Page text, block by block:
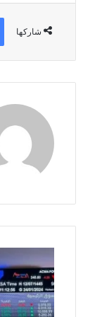
شاركها
السوق
السعودية
تستقر
عند
11277